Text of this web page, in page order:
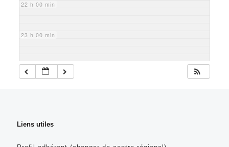
22 h 00 min
23 h 00 min
Liens utiles